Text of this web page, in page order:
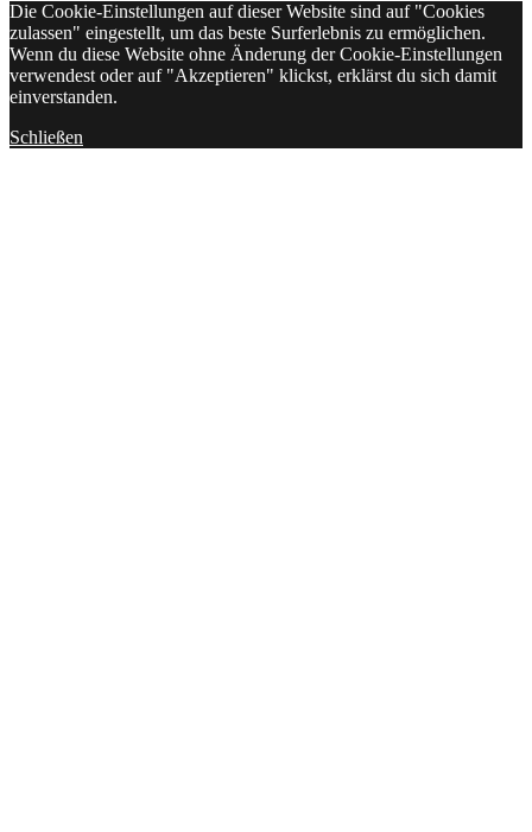
Die Cookie-Einstellungen auf dieser Website sind auf "Cookies
zulassen" eingestellt, um das beste Surferlebnis zu ermöglichen.
Wenn du diese Website ohne Änderung der Cookie-Einstellungen
verwendest oder auf "Akzeptieren" klickst, erklärst du sich damit
einverstanden.
Schließen